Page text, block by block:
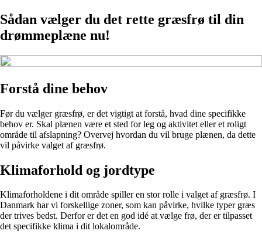
Sådan vælger du det rette græsfrø til din
drømmeplæne nu!
Forstå dine behov
Før du vælger græsfrø, er det vigtigt at forstå, hvad dine specifikke
behov er. Skal plænen være et sted for leg og aktivitet eller et roligt
område til afslapning? Overvej hvordan du vil bruge plænen, da dette
vil påvirke valget af græsfrø.
Klimaforhold og jordtype
Klimaforholdene i dit område spiller en stor rolle i valget af græsfrø. I
Danmark har vi forskellige zoner, som kan påvirke, hvilke typer græs
der trives bedst. Derfor er det en god idé at vælge frø, der er tilpasset
det specifikke klima i dit lokalområde.